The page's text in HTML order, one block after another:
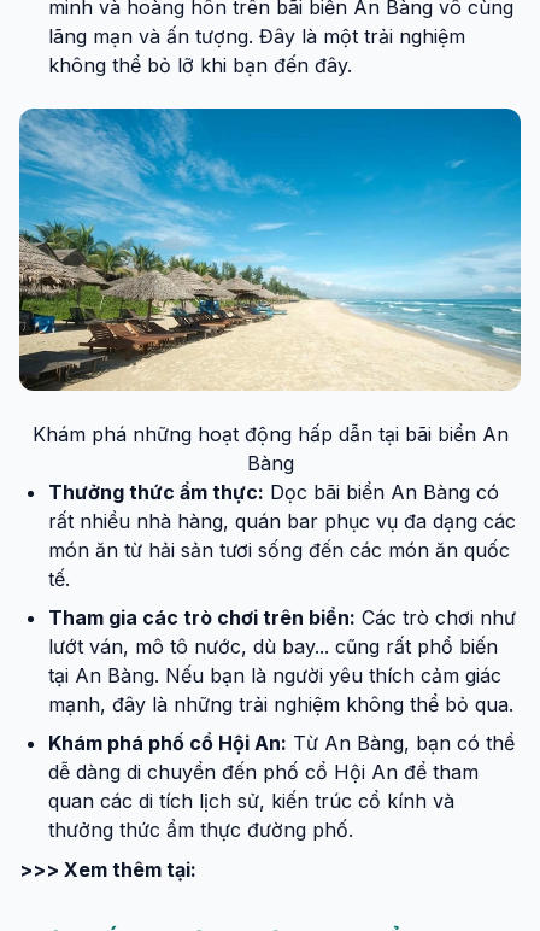
minh và hoàng hôn trên bãi biển An Bàng vô cùng
lãng mạn và ấn tượng. Đây là một trải nghiệm
không thể bỏ lỡ khi bạn đến đây.
Khám phá những hoạt động hấp dẫn tại bãi biển An
Bàng
Thưởng thức ẩm thực: Dọc bãi biển An Bàng có
rất nhiều nhà hàng, quán bar phục vụ đa dạng các
món ăn từ hải sản tươi sống đến các món ăn quốc
tế.
Tham gia các trò chơi trên biển: Các trò chơi như
lướt ván, mô tô nước, dù bay... cũng rất phổ biến
tại An Bàng. Nếu bạn là người yêu thích cảm giác
mạnh, đây là những trải nghiệm không thể bỏ qua.
Khám phá phố cổ Hội An: Từ An Bàng, bạn có thể
dễ dàng di chuyển đến phố cổ Hội An để tham
quan các di tích lịch sử, kiến trúc cổ kính và
thưởng thức ẩm thực đường phố.
>>> Xem thêm tại: